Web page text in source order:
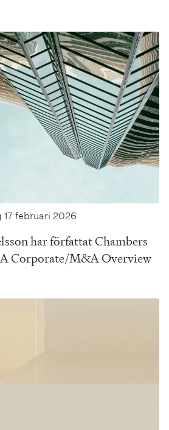
17 februari 2026
har författat Chambers
Corporate/M&A Overview